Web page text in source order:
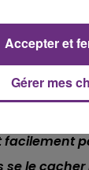
d’image,
que l’on
des
facilement
se le
Gérer mes
Accepter et